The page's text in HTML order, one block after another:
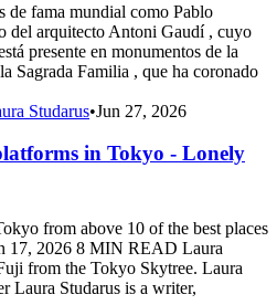
de fama mundial como Pablo
del arquitecto Antoni Gaudí , cuyo
presente en monumentos de la
Sagrada Familia , que ha coronado
Studarus•Jun 27, 2026
in Tokyo - Lonely
from above 10 of the best places
17, 2026 8 MIN READ Laura
from the Tokyo Skytree. Laura
Laura Studarus is a writer,